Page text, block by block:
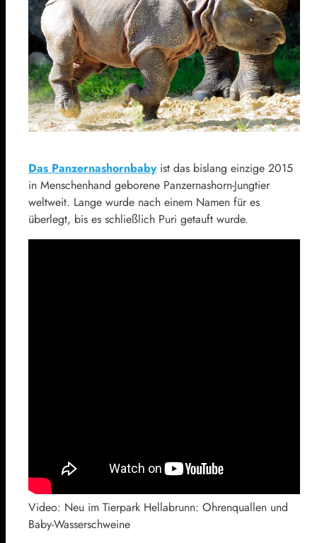
Das Panzernashornbabyist das bislang einzige 2015
in Menschenhand geborene Panzernashorn-Jungtier
weltweit. Lange wurde nach einem Namen für es
überlegt, bis es schließlich Puri getauft wurde.
Video: Neu im Tierpark Hellabrunn: Ohrenquallen und
Baby-Wasserschweine